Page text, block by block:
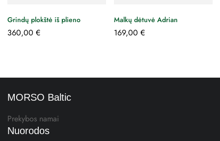
Grindų plokštė iš plieno
360,00 €
Malkų dėtuvė Adrian
169,00 €
MORSO Baltic
Prekybos namai
Nuorodos